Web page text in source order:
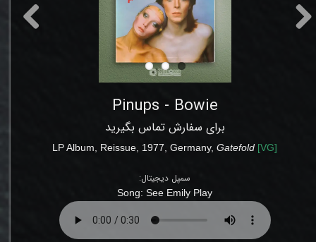
Pinups - Bowie
برای سفارش تماس بگیرید
LPAlbum, Reissue , 1977, Germany,Gatefold [VG]
سمپل دیجیتال:
Song:See Emily Play